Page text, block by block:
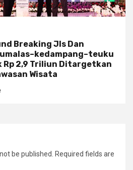
Breaking Jls Dan
Rp 2,9 Triliun Ditargetkan
Wisata
be published.
Required fields are